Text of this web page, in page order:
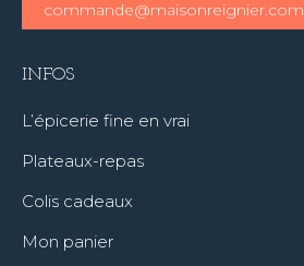
commande@maisonreignier.com
INFOS
L’épicerie fine en vrai
Plateaux-repas
Colis cadeaux
Mon panier